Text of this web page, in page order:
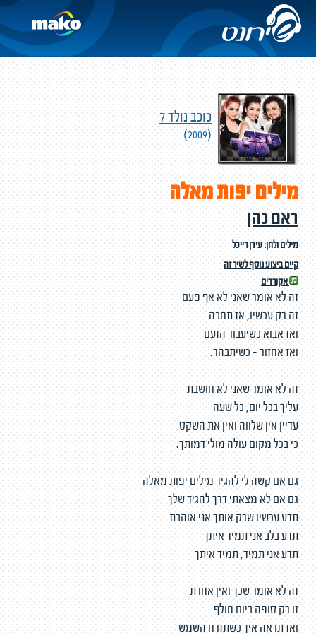
כוכב נולד 7
(2009)
מילים יפות מאלה
ראם כהן
מילים ולחן:עידן רייכל
קיים ביצוע נוסף לשיר זה
אקורדים
זה לא אומר שאני לא אף פעם
זה רק עכשיו, אז תחכה
ואז אבוא כשיעבור הזעם
ואז אחזור - כשיתבהר.
זה לא אומר שאני לא חושבת
עליך בכל יום, כל שעה
עדיין אין שלווה ואין את השקט
כי בכל מקום עולה מולי דמותך.
גם אם קשה לי להגיד מילים יפות מאלה
גם אם לא מצאתי דרך להגיד שלך
תדע עכשיו שרק אותך אני אוהבת
תדע בלב אני תמיד איתך
תדע אני תמיד, תמיד איתך
זה לא אומר שכך ואין אחרת
זו רק סופה ביום חולף
ואז תראה איך כשתזרח השמש